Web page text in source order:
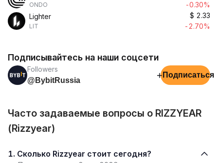
ONDO
-0.30%
Lighter
LIT
$ 2.33
-2.70%
Подписывайтесь на наши соцсети
Followers
@BybitRussia
+ Подписаться
Часто задаваемые вопросы о RIZZYEAR
(Rizzyear)
1. Сколько Rizzyear стоит сегодня?